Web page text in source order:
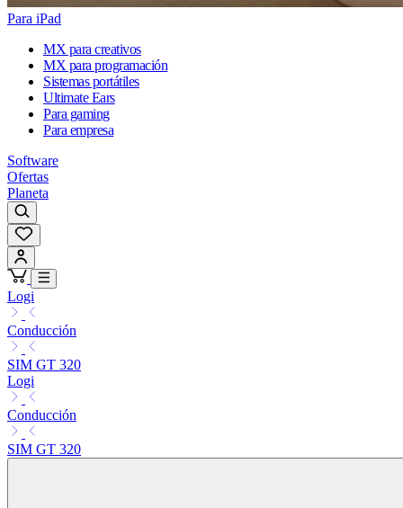
Para iPad
MX para creativos
MX para programación
Sistemas portátiles
Ultimate Ears
Para gaming
Para empresa
Software
Ofertas
Planeta
Logi
Conducción
SIM GT 320
Logi
Conducción
SIM GT 320